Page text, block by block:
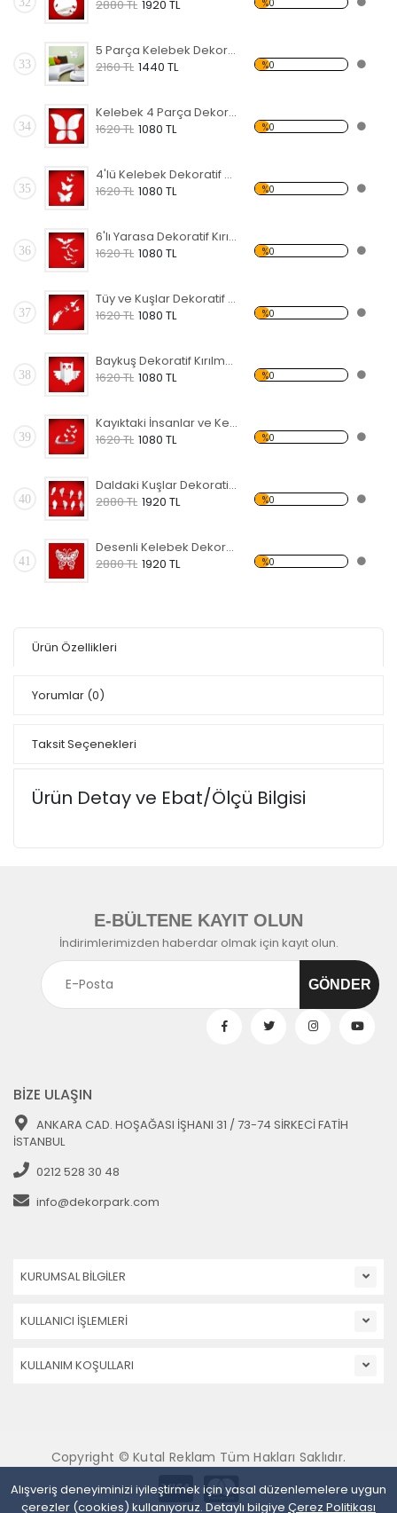
2880 TL 1920 TL %0
33
5 Parça Kelebek Dekoratif Kırılmaz Ayna
2160 TL 1440 TL %0
34
Kelebek 4 Parça Dekoratif Kırılmaz Ayna
1620 TL 1080 TL %0
35
4'lü Kelebek Dekoratif Kırılmaz Ayna
1620 TL 1080 TL %0
36
6'lı Yarasa Dekoratif Kırılmaz Ayna
1620 TL 1080 TL %0
37
Tüy ve Kuşlar Dekoratif Kırılmaz Ayna
1620 TL 1080 TL %0
38
Baykuş Dekoratif Kırılmaz Ayna
1620 TL 1080 TL %0
39
Kayıktaki İnsanlar ve Kelebekler Dekoratif Kırılmaz Ayna
1620 TL 1080 TL %0
40
Daldaki Kuşlar Dekoratif Kırılmaz Ayna
2880 TL 1920 TL %0
41
Desenli Kelebek Dekoratif Kırılmaz Ayna
2880 TL 1920 TL %0
Ürün Özellikleri
Yorumlar (0)
Taksit Seçenekleri
Ürün Detay ve Ebat/Ölçü Bilgisi
Alışveriş deneyiminizi iyileştirmek için yasal düzenlemelere uygun
çerezler (cookies) kullanıyoruz. Detaylı bilgiye Çerez Politikası
E-BÜLTENE KAYIT OLUN
İndirimlerimizden haberdar olmak için kayıt olun.
BİZE ULAŞIN
ANKARA CAD. HOŞAĞASI İŞHANI 31 / 73-74 SİRKECİ FATİH
İSTANBUL
0212 528 30 48
info@dekorpark.com
KURUMSAL BİLGİLER
KULLANICI İŞLEMLERİ
KULLANIM KOŞULLARI
Copyright © Kutal Reklam Tüm Hakları Saklıdır.